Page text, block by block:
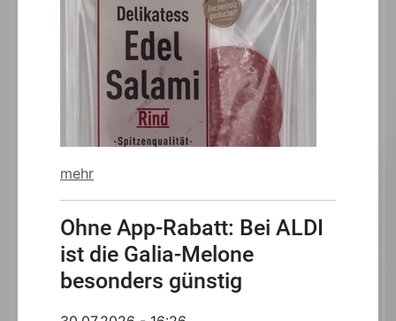
mehr
Ohne App-Rabatt: Bei ALDI
ist die Galia-Melone
besonders günstig